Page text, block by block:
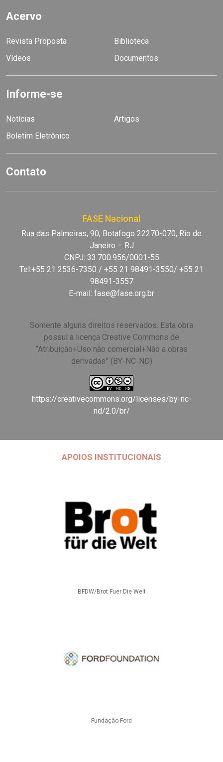
Acervo
Revista Proposta
Biblioteca
Vídeos
Documentos
Informe-se
Notícias
Artigos
Boletim Eletrônico
Contato
FASE Nacional
Rua das Palmeiras, 90, Botafogo 22270-070, Rio de
Janeiro – RJ
CNPJ: 33.700.956/0001-55
Tel:+55 21 2536-7350 / +55 21 98491-3550/ +55 21
98491-3557
E-mail: fase@fase.org.br
Somente alguns direitos reservados. Esta obra
possui a licença Creative Commons de
“Atribuição+Uso não comercial+Não a obras
derivadas” (BY-NC-ND)
https://creativecommons.org/licenses/by-nc-
nd/2.0/br/
APOIOS INSTITUCIONAIS
BFDW/Brot Fuer Die Welt
Fundação Ford